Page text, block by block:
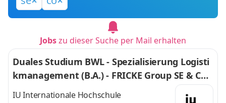
Jobszu dieser Suche per Mail erhalten
Duales Studium BWL - Spezialisierung Logisti
kmanagement (B.A.) - FRICKE Group SE & Co.
KG
IU Internationale Hochschule